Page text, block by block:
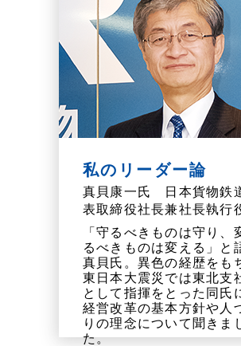
私のリーダー論
真貝康一氏 日本貨物鉄
表取締役社長兼社長執行
「守るべきものは守り、
るべきものは変える」と
真貝氏。異色の経歴をも
東日本大震災では東北支
として指揮をとった同氏
経営改革の基本方針や人
りの理念について聞きま
た。